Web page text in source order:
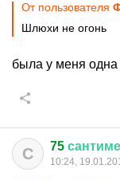
От пользователя
Шлюхи не огонь
была у меня одна
С 75
10:24,